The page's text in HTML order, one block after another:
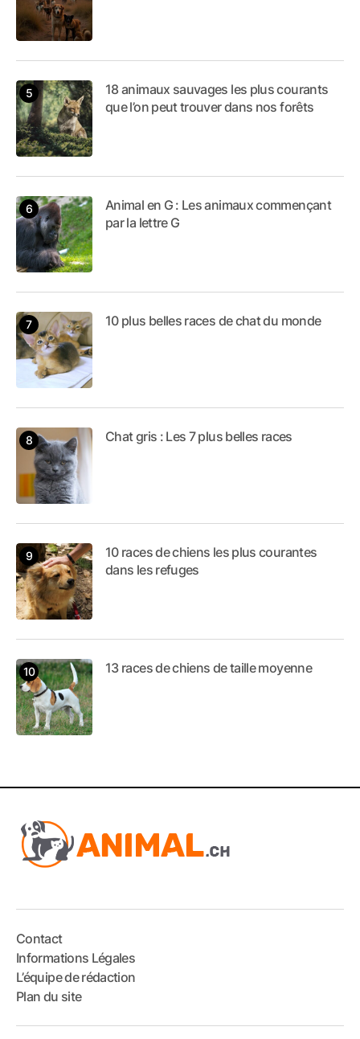
18 animaux sauvages les plus courants
que l’on peut trouver dans nos forêts
Animal en G : Les animaux commençant
par la lettre G
10 plus belles races de chat du monde
Chat gris : Les 7 plus belles races
10 races de chiens les plus courantes
dans les refuges
13 races de chiens de taille moyenne
Contact
Informations Légales
L’équipe de rédaction
Plan du site